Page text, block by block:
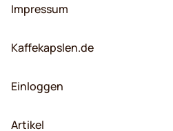
Impressum
Kaffekapslen.de
Einloggen
Artikel